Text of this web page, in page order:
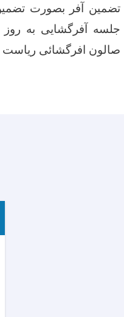
تضمین آفر بصورت
جلسه آفرگشایی به روز
صالون افرگشائی ریاست